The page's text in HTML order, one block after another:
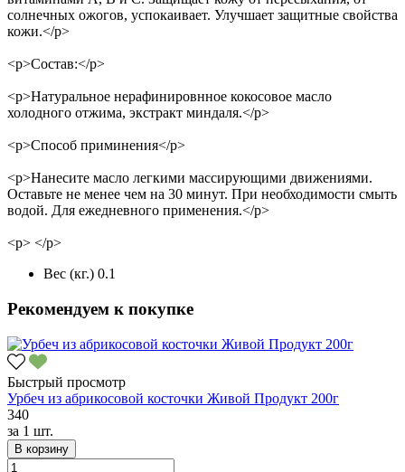
солнечных ожогов, успокаивает. Улучшает защитные свойства
кожи.</p>
<p>Состав:</p>
<p>Натуральное нерафинировнное кокосовое масло
холодного отжима, экстракт миндаля.</p>
<p>Способ приминения</p>
<p>Нанесите масло легкими массирующими движениями.
Оставьте не менее чем на 30 минут. При необходимости смыть
водой. Для ежедневного применения.</p>
<p> </p>
Вес (кг.) 0.1
Рекомендуем к покупке
Быстрый просмотр
Урбеч из абрикосовой косточки Живой Продукт 200г
340
за 1 шт.
В корзину